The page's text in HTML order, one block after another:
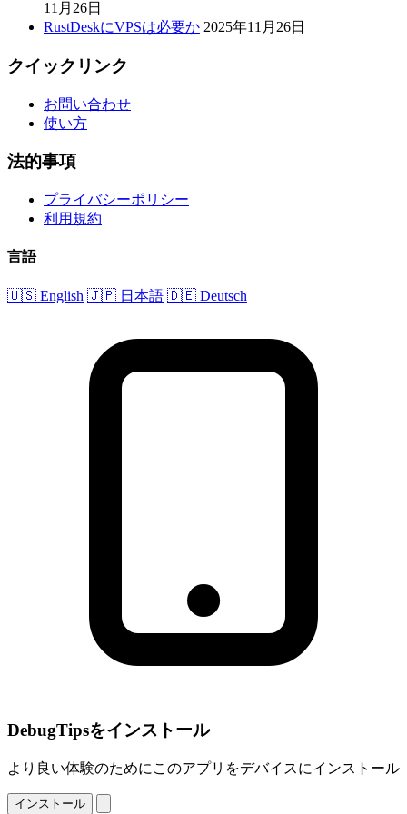
11月26日
RustDeskにVPSは必要か 2025年11月26日
クイックリンク
お問い合わせ
使い方
法的事項
プライバシーポリシー
利用規約
言語
🇺🇸 English 🇯🇵 日本語 🇩🇪 Deutsch
DebugTipsをインストール
より良い体験のためにこのアプリをデバイスにインストール
インストール